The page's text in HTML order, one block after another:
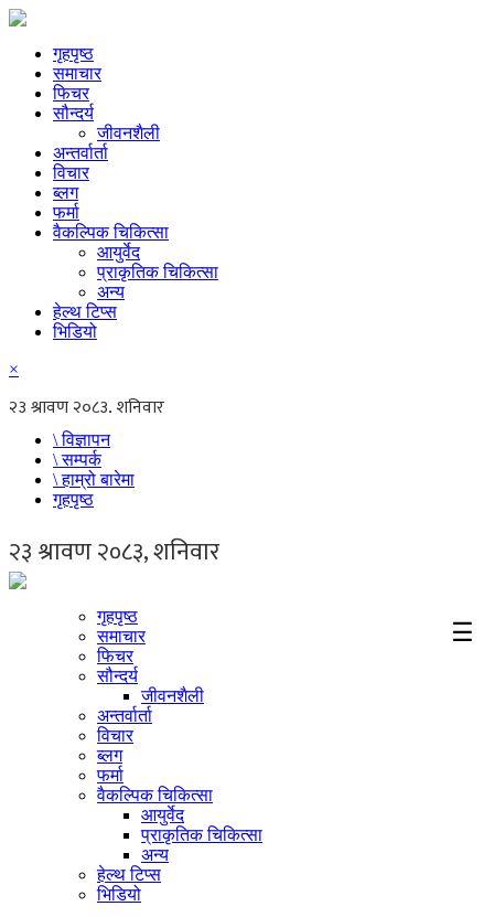
गृहपृष्ठ
समाचार
फिचर
सौन्दर्य
जीवनशैली
अन्तर्वार्ता
विचार
ब्लग
फर्मा
वैकल्पिक चिकित्सा
आयुर्वेद
प्राकृतिक चिकित्सा
अन्य
हेल्थ टिप्स
भिडियो
×
\ विज्ञापन
\ सम्पर्क
\ हाम्रो बारेमा
गृहपृष्ठ
☰
गृहपृष्ठ
समाचार
फिचर
सौन्दर्य
जीवनशैली
अन्तर्वार्ता
विचार
ब्लग
फर्मा
वैकल्पिक चिकित्सा
आयुर्वेद
प्राकृतिक चिकित्सा
अन्य
हेल्थ टिप्स
भिडियो